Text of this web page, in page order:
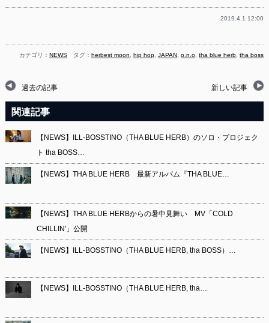
2019.4.1 12:00
カテゴリ：NEWS タグ：herbest moon ,hip hop ,JAPAN ,o.n.o ,tha blue herb ,tha boss
過去の記事 新しい記事
関連記事
【NEWS】ILL-BOSSTINO（THA BLUE HERB）のソロ・プロジェク
ト tha BOSS…
【NEWS】THA BLUE HERB 最新アルバム『THA BLUE…
【NEWS】THA BLUE HERBからの暑中見舞い MV「COLD
CHILLIN'」公開
【NEWS】ILL-BOSSTINO（THA BLUE HERB, tha BOSS）…
【NEWS】ILL-BOSSTINO（THA BLUE HERB, tha…